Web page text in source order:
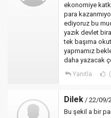
ekonomiye
para
ediyoruz bu
yazık devlet
tek başıma
yapmamız
daha yazacak
Yanıtla
Dilek / 22/09/
Bu şekil a bir